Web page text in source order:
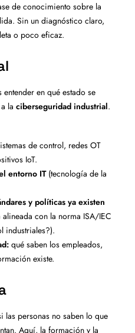
de conocimiento sobre la
Sin un diagnóstico claro,
o poco eficaz.
en qué estado se
la ciberseguridad industrial.
de control, redes OT
IoT.
entorno IT(tecnología de la
y políticas ya existen
con la norma ISA/IEC
industriales?).
qué saben los empleados,
existe.
las personas no saben lo que
Aquí, la formación y la